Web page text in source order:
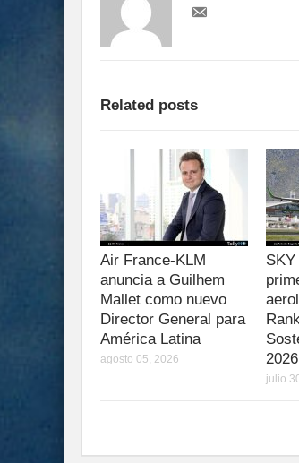
Related posts
Air France-KLM
anuncia a Guilhem
Mallet como nuevo
Director General para
América Latina
agosto 05, 2026
SKY
2026
julio